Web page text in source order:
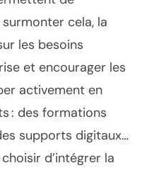
cela, la
les besoins
et encourager les
activement en
: des formations
supports digitaux…
d’intégrer la